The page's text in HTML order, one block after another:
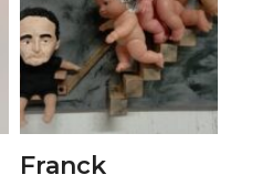
Franck